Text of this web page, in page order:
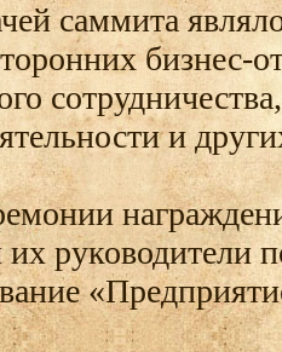
саммита
бизнес-
и
руководители